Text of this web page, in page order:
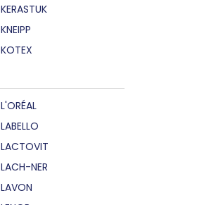
KERASTUK
KNEIPP
KOTEX
L'ORÉAL
LABELLO
LACTOVIT
LACH-NER
LAVON